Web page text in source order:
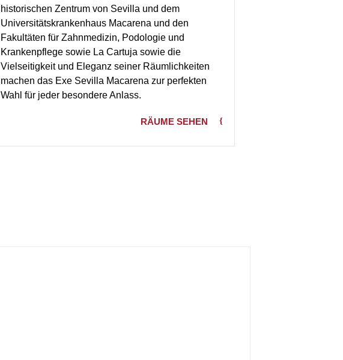
historischen Zentrum von Sevilla und dem
Universitätskrankenhaus Macarena und den
Fakultäten für Zahnmedizin, Podologie und
Krankenpflege sowie La Cartuja sowie die
Vielseitigkeit und Eleganz seiner Räumlichkeiten
machen das Exe Sevilla Macarena zur perfekten
Wahl für jeder besondere Anlass.
RÄUME SEHEN